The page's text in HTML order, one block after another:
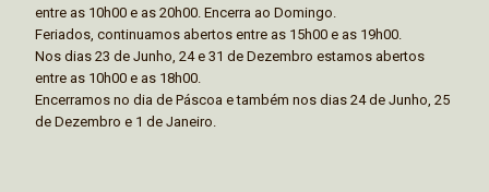
entre as 10h00 e as 20h00. Encerra ao Domingo.
Feriados, continuamos abertos entre as 15h00 e as 19h00.
Nos dias 23 de Junho, 24 e 31 de Dezembro estamos abertos
entre as 10h00 e as 18h00.
Encerramos no dia de Páscoa e também nos dias 24 de Junho, 25
de Dezembro e 1 de Janeiro.